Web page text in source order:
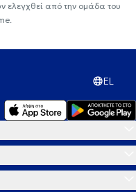
ελεγχθεί από την ομάδα του
EL